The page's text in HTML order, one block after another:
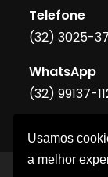
Usamos
a melhor
Telefone
(32) 3025-
WhatsApp
(32) 99137-